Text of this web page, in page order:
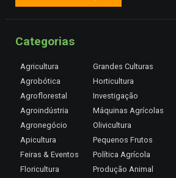
Categorias
Agricultura
Agrobótica
Agroflorestal
Agroindústria
Agronegócio
Apicultura
Feiras & Eventos
Floricultura
Grandes Culturas
Horticultura
Investigação
Máquinas Agrícolas
Olivicultura
Pequenos Frutos
Política Agrícola
Produção Animal